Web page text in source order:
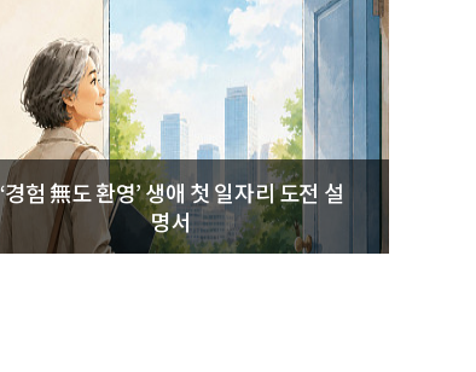
‘경험 無도 환영’ 생애 첫 일자리 도전 설
명서